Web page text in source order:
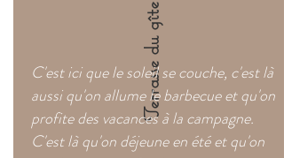
Terrasse du gîte
C'est ici que le soleil se couche, c'est là
aussi qu'on allume le barbecue et qu'on
profite des vacances à la campagne.
C'est là qu'on déjeune en été et qu'on